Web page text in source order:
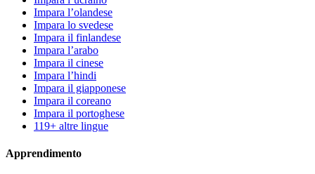
Impara l’olandese
Impara lo svedese
Impara il finlandese
Impara l’arabo
Impara il cinese
Impara l’hindi
Impara il giapponese
Impara il coreano
Impara il portoghese
119+ altre lingue
Apprendimento